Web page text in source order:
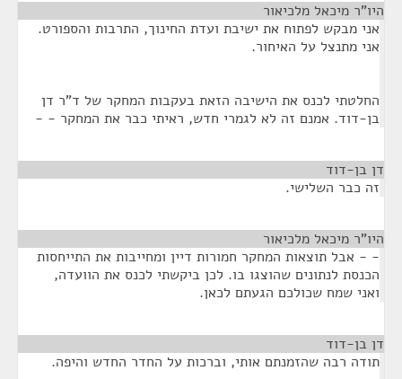
היו"ר מיכאל מלכיאור
אני מבקש לפתוח את ישיבת ועדת החינוך, התרבות והספורט.
אני מתנצל על האיחור.
החלטתי לכנס את הישיבה הזאת בעקבות המחקר של ד"ר דן
בן-דוד. אמנם זה לא לגמרי חדש, ראיתי כבר את המחקר - -
דן בן-דוד
זה כבר השלישי.
היו"ר מיכאל מלכיאור
- - אבל תוצאות המחקר חמורות דיין ומחייבות את התייחסות
הכנסת לנתונים שהוצגו בו. לכן ביקשתי לכנס את הוועדה,
ואני שמח שכולכם הגעתם לכאן.
דן בן-דוד
תודה רבה שהזמנתם אותי, וברכות על החדר החדש והיפה.